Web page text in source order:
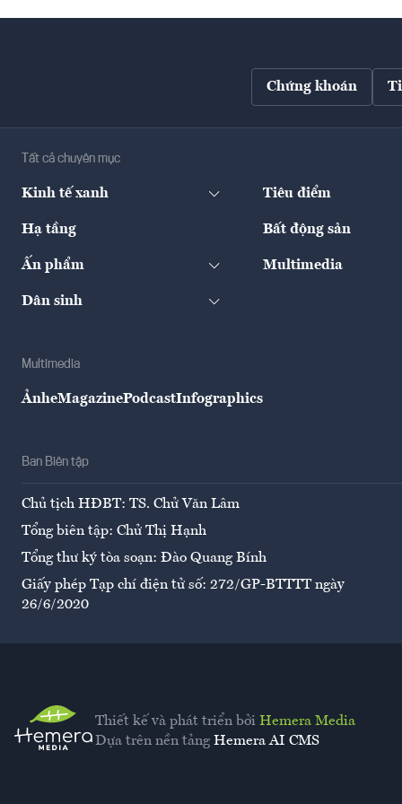
Chứng khoán
Tất cả chuyên mục
Kinh tế xanh Tiêu điểm
Hạ tầng Bất động sản
Ấn phẩm Multimedia
Dân sinh
Multimedia
ẢnheMagazinePodcastInfographics
Ban Biên tập
Chủ tịch HĐBT: TS. Chử Văn Lâm
Tổng biên tập: Chử Thị Hạnh
Tổng thư ký tòa soạn: Đào Quang Bính
Giấy phép Tạp chí điện tử số: 272/GP-BTTTT ngày
26/6/2020
Thiết kế và phát triển bởi Hemera Media
Dựa trên nền tảng Hemera AI CMS